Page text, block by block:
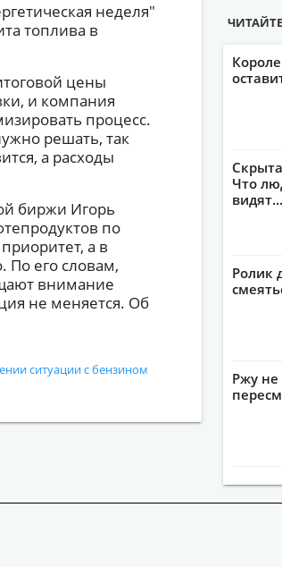
неделя"
топлива в
цены
и компания
процесс.
решать, так
а расходы
биржи Игорь
по
а в
По его словам,
внимание
не меняется. Об
ситуации с бензином
Что
видят...
Ролик
Ржу не